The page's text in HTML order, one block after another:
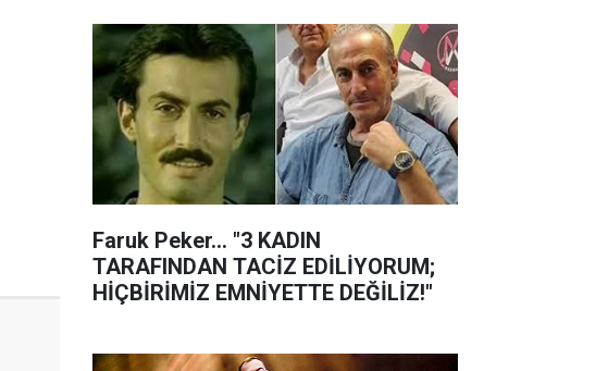
Faruk Peker... "3 KADIN
TARAFINDAN TACİZ EDİLİYORUM;
HİÇBİRİMİZ EMNİYETTE DEĞİLİZ!"